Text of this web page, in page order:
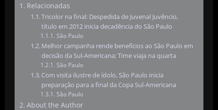
Relacionadas
Tricolor na final: Despedida de Juvenal Juvêncio,
título em 2012 inicia decadência do São Paulo
São Paulo
Melhor campanha rende benefícios ao São Paulo em
decisão da Sul-Americana; Time viaja na quarta
São Paulo
Com visita ilustre de ídolo, São Paulo inicia
preparação para a final da Copa Sul-Americana
São Paulo
About the Author